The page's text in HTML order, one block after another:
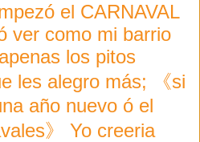
el CARNAVAL
ver como mi barrio
los pitos
les alegro más; 《si
año nuevo ó el
》 Yo creeria